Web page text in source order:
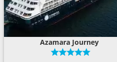
Azamara Journey